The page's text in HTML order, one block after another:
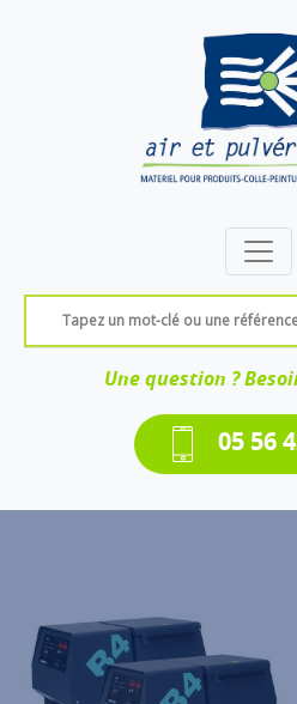
Une question ?
05 56